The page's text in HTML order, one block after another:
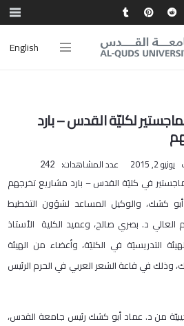
English
لكليّة القدس – بارد
يونيو 2, 2015 عدد المشاهدات: 242
في كليّة القدس – بارد مشاريع تخرجهم
كشك، والوكيل المساعد لشؤون التخطيط
العالي د. بصري صالح، وعميد الكلية الأستاذ
التدريسيّة في الكليّة، وأعضاء من الهيئة
وذلك في قاعة الشعر العربي في الحرم الرئيس
من د. عماد أبو كشك رئيس جامعة القدس،